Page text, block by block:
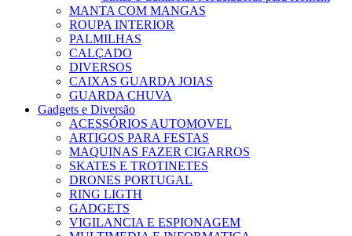
MANTA COM MANGAS
ROUPA INTERIOR
PALMILHAS
CALÇADO
DIVERSOS
CAIXAS GUARDA JOIAS
GUARDA CHUVA
Gadgets e Diversão
ACESSÓRIOS AUTOMOVEL
ARTIGOS PARA FESTAS
MAQUINAS FAZER CIGARROS
SKATES E TROTINETES
DRONES PORTUGAL
RING LIGTH
GADGETS
VIGILANCIA E ESPIONAGEM